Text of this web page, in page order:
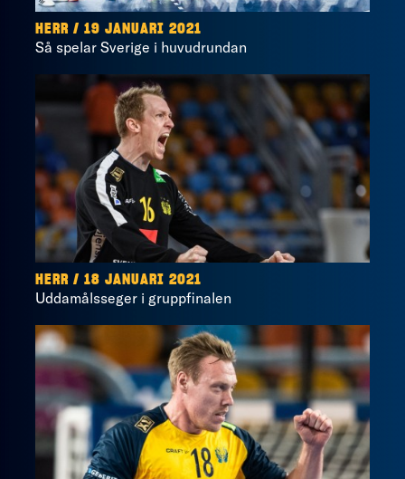
HERR / 19 JANUARI 2021
Så spelar Sverige i huvudrundan
HERR / 18 JANUARI 2021
Uddamålsseger i gruppfinalen